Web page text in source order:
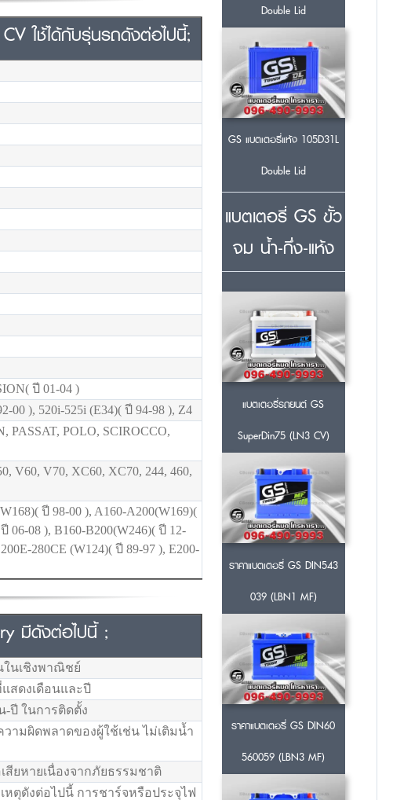
ใช้ได้กับรุ่นรถดังต่อไปนี้;
ปี 01-04 )
00 ), 520i-525i (E34)( ปี 94-98 ), Z4
POLO, SCIROCCO,
V60, V70, XC60, XC70, 244, 460,
ปี 98-00 ), A160-A200(W169)(
06-08 ), B160-B200(W246)( ปี 12-
280CE (W124)( ปี 89-97 ), E200-
มีดังต่อไปนี้ ;
ในเชิงพาณิชย์
สดงเดือนและปี
-ปี ในการติดตั้ง
ามผิดพลาดของผู้ใช้เช่น ไม่เติมน้ำ
ยหายเนื่องจากภัยธรรมชาติ
หตุดังต่อไปนี้ การชาร์จหรือประจุไฟ
Double Lid
GS แบตเตอรี่แห้ง 105D31L
Double Lid
แบตเตอรี่ GS ขั้ว
จม น้ำ-กึ่ง-แห้ง
แบตเตอรี่รถยนต์ GS
SuperDin75 (LN3 CV)
ราคาแบตเตอรี่ GS DIN543
039 (LBN1 MF)
ราคาแบตเตอรี่ GS DIN60
560059 (LBN3 MF)